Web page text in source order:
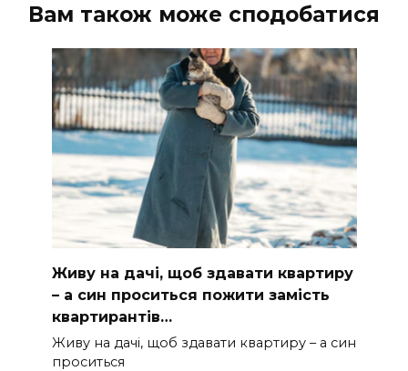
Вам також може сподобатися
Живу на дачі, щоб здавати квартиру
– а син проситься пожити замість
квартирантів…
Живу на дачі, щоб здавати квартиру – а син
проситься